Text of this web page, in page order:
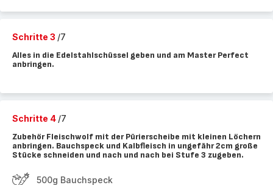
Schritte 3 /7
Alles in die Edelstahlschüssel geben und am Master Perfect
anbringen.
Schritte 4 /7
Zubehör Fleischwolf mit der Pürierscheibe mit kleinen Löchern
anbringen. Bauchspeck und Kalbfleisch in ungefähr 2cm große
Stücke schneiden und nach und nach bei Stufe 3 zugeben.
500g Bauchspeck